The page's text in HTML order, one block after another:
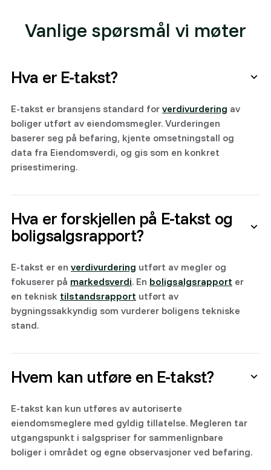
Vanlige spørsmål vi møter
Hva er E-takst?
E-takst er bransjens standard for verdivurdering av
boliger utført av eiendomsmegler. Vurderingen
baserer seg på befaring, kjente omsetningstall og
data fra Eiendomsverdi, og gis som en konkret
prisestimering.
Hva er forskjellen på E-takst og
boligsalgsrapport?
E-takst er en verdivurdering utført av megler og
fokuserer på markedsverdi. En boligsalgsrapport er
en teknisk tilstandsrapport utført av
bygningssakkyndig som vurderer boligens tekniske
stand.
Hvem kan utføre en E-takst?
E-takst kan kun utføres av autoriserte
eiendomsmeglere med gyldig tillatelse. Megleren tar
utgangspunkt i salgspriser for sammenlignbare
boliger i området og egne observasjoner ved befaring.